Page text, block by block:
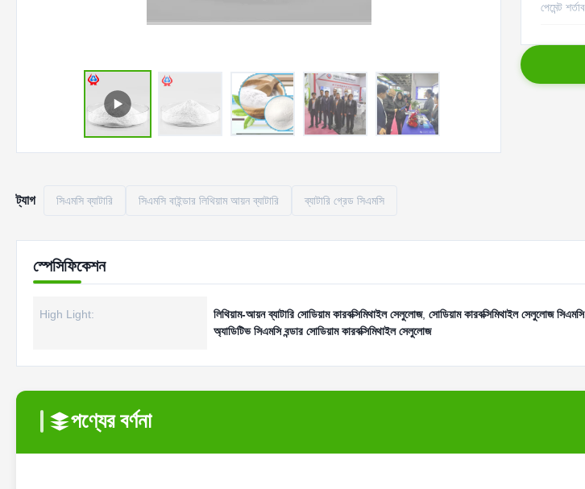
পেমেন্ট
ট্যাগ সিএমসি ব্যাটারি সিএমসি বাইন্ডার লিথিয়াম আয়ন ব্যাটারি ব্যাটারি গ্রেড সিএমসি
স্পেসিফিকেশন
High Light: লিথিয়াম-আয়ন ব্যাটারি সোডিয়াম কারবক্সিমিথাইল সেলুলোজ, সোডিয়াম কারবক্সিমিথাইল সেলুলোজ
অ্যাডিটিভ সিএমসি বন্ডার সোডিয়াম কারবক্সিমিথাইল সেলুলোজ
পণ্যের বর্ণনা